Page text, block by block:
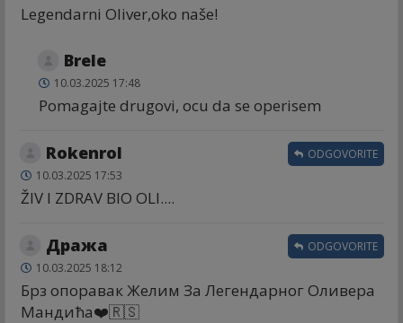
Legendarni Oliver,oko naše!
Brele
10.03.2025 17:48
Pomagajte drugovi, ocu da se operisem
Rokenrol
10.03.2025 17:53
ŽIV I ZDRAV BIO OLI....
ODGOVORITE
Дража
10.03.2025 18:12
Брз опоравак Желим За Легендарног Оливера
Мандића❤️🇷🇸
ODGOVORITE